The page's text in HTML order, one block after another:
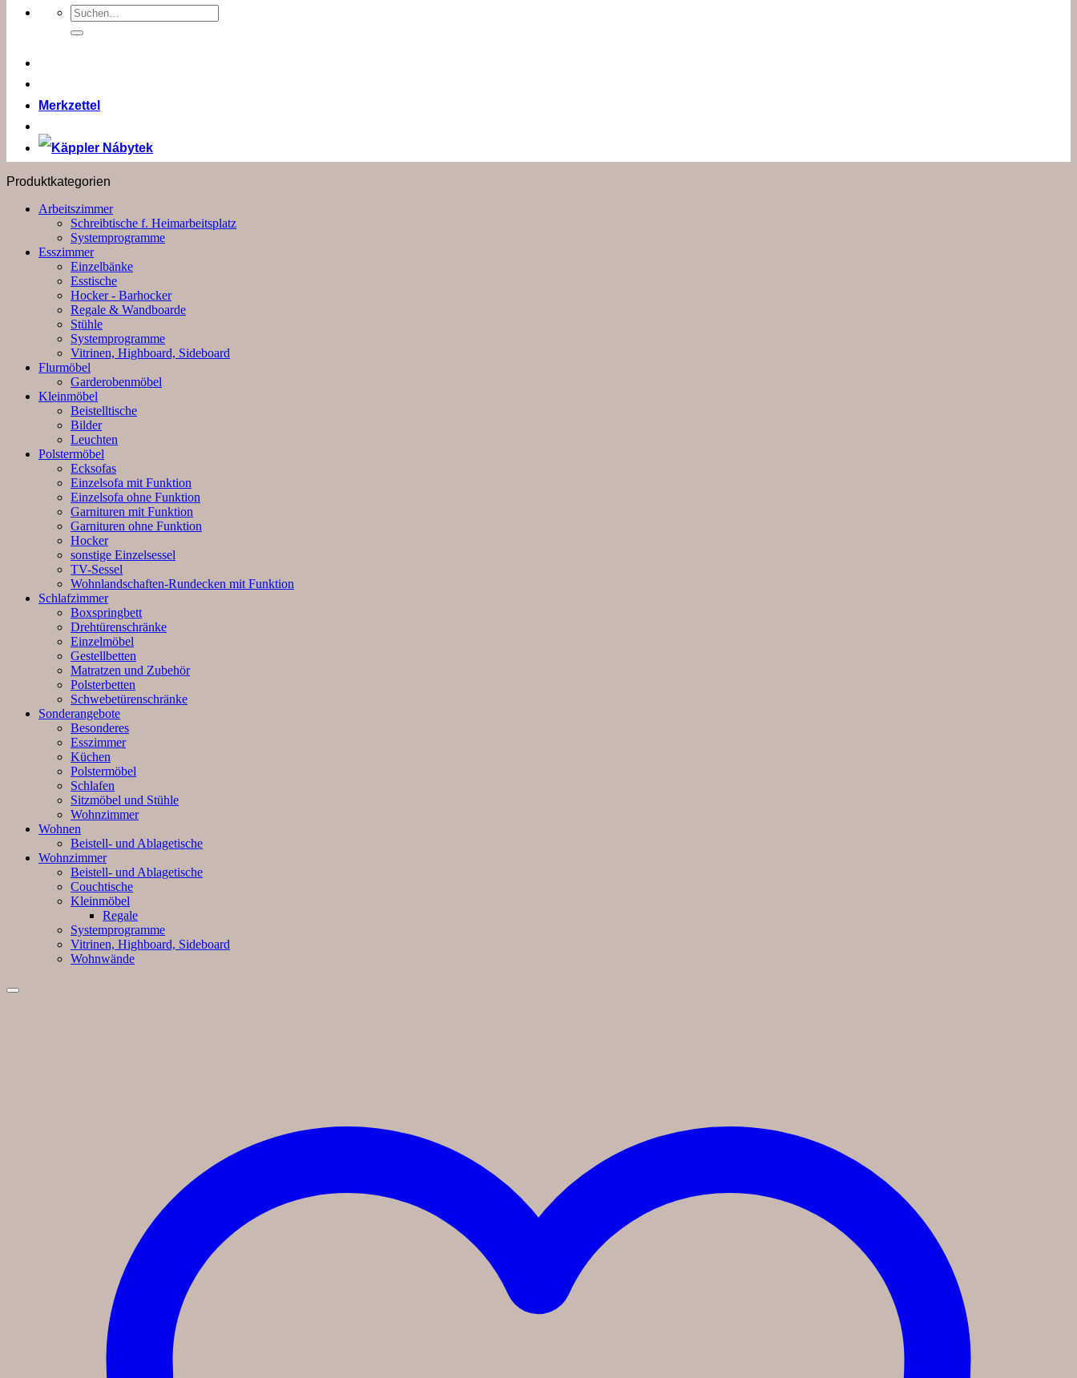
Suchen
nach:
Merkzettel
Produktkategorien
Arbeitszimmer
Schreibtische f. Heimarbeitsplatz
Systemprogramme
Esszimmer
Einzelbänke
Esstische
Hocker - Barhocker
Regale & Wandboarde
Stühle
Systemprogramme
Vitrinen, Highboard, Sideboard
Flurmöbel
Garderobenmöbel
Kleinmöbel
Beistelltische
Bilder
Leuchten
Polstermöbel
Ecksofas
Einzelsofa mit Funktion
Einzelsofa ohne Funktion
Garnituren mit Funktion
Garnituren ohne Funktion
Hocker
sonstige Einzelsessel
TV-Sessel
Wohnlandschaften-Rundecken mit Funktion
Schlafzimmer
Boxspringbett
Drehtürenschränke
Einzelmöbel
Gestellbetten
Matratzen und Zubehör
Polsterbetten
Schwebetürenschränke
Sonderangebote
Besonderes
Esszimmer
Küchen
Polstermöbel
Schlafen
Sitzmöbel und Stühle
Wohnzimmer
Wohnen
Beistell- und Ablagetische
Wohnzimmer
Beistell- und Ablagetische
Couchtische
Kleinmöbel
Regale
Systemprogramme
Vitrinen, Highboard, Sideboard
Wohnwände